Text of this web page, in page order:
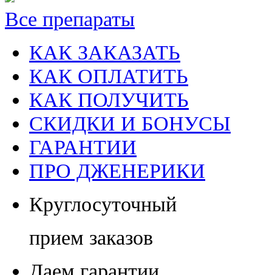
Все препараты
КАК ЗАКАЗАТЬ
КАК ОПЛАТИТЬ
КАК ПОЛУЧИТЬ
СКИДКИ И БОНУСЫ
ГАРАНТИИ
ПРО ДЖЕНЕРИКИ
Круглосуточный
прием заказов